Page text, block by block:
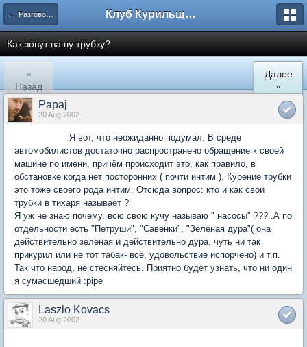
← Разговоры за трубочкой.... Клуб Курильщиков Трубки
Как зовут вашу трубку?
«
Назад
Далее
»
Papaj
20 Aug 2002
Я вот, что неожиданно подумал. В среде
автомобилистов достаточно распространено обращение к своей
машине по имени, причём происходит это, как правило, в
обстановке когда нет посторонних ( почти интим ). Курение трубки
это тоже своего рода интим. Отсюда вопрос: кто и как свои
трубки в тихаря называет ?
Я уж не знаю почему, всю свою кучу называю " насосы" ??? .А по
отдельности есть "Петруши", "Савёнки", "Зелёная дура"( она
действительно зелёная и действительно дура, чуть ни так
прикурил или не тот табак- всё, удовольствие испорчено) и т.п.
Так что народ, не стесняйтесь. Приятно будет узнать, что ни один
я сумасшедший :pipe
Laszlo Kovacs
20 Aug 2002